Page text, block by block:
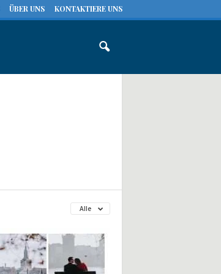
ÜBER UNS KONTAKTIERE UNS
Alle